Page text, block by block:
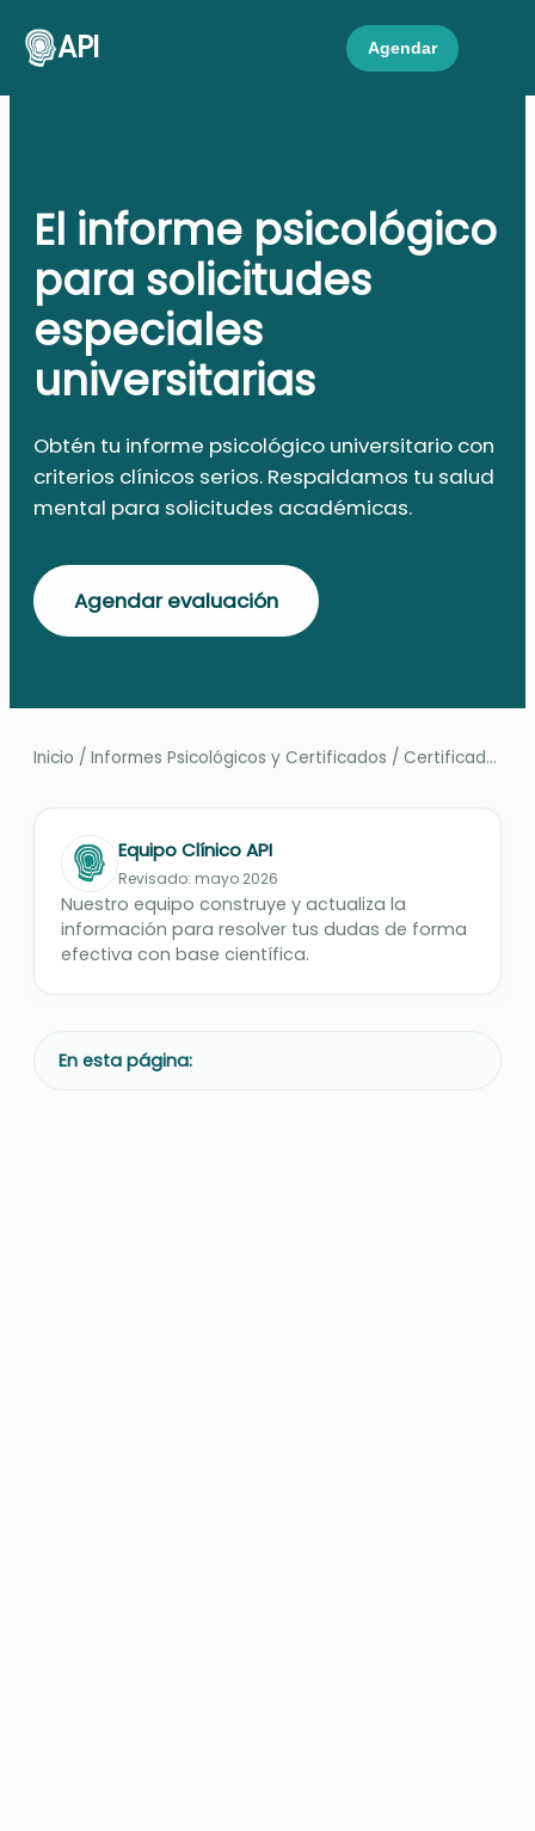
API Agendar
El informe psicológico
para solicitudes
especiales
universitarias
Obtén tu informe psicológico universitario con
criterios clínicos serios. Respaldamos tu salud
mental para solicitudes académicas.
Agendar evaluación
Inicio / Informes Psicológicos y Certificados / Certificado Centro de Estudios
Equipo Clínico API
Revisado: mayo 2026
Nuestro equipo construye y actualiza la
información para resolver tus dudas de forma
efectiva con base científica.
En esta página: